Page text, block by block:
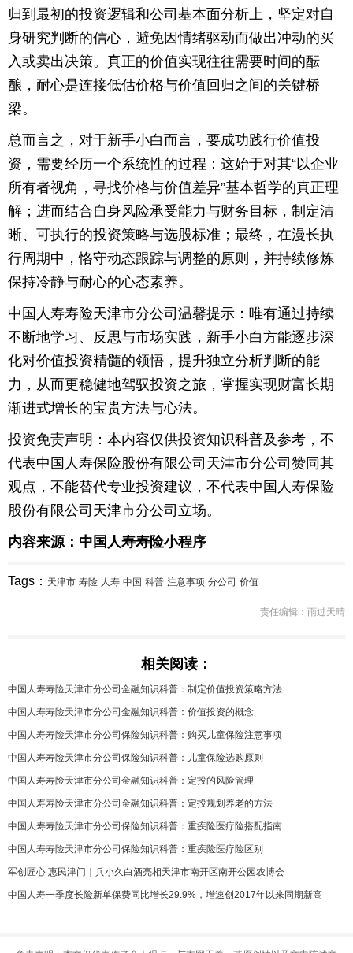
归到最初的投资逻辑和公司基本面分析上，坚定对自
身研究判断的信心，避免因情绪驱动而做出冲动的买
入或卖出决策。真正的价值实现往往需要时间的酝
酿，耐心是连接低估价格与价值回归之间的关键桥
梁。
总而言之，对于新手小白而言，要成功践行价值投
资，需要经历一个系统性的过程：这始于对其“以企业
所有者视角，寻找价格与价值差异”基本哲学的真正理
解；进而结合自身风险承受能力与财务目标，制定清
晰、可执行的投资策略与选股标准；最终，在漫长执
行周期中，恪守动态跟踪与调整的原则，并持续修炼
保持冷静与耐心的心态素养。
中国人寿寿险天津市分公司温馨提示：唯有通过持续
不断地学习、反思与市场实践，新手小白方能逐步深
化对价值投资精髓的领悟，提升独立分析判断的能
力，从而更稳健地驾驭投资之旅，掌握实现财富长期
渐进式增长的宝贵方法与心法。
投资免责声明：本内容仅供投资知识科普及参考，不
代表中国人寿保险股份有限公司天津市分公司赞同其
观点，不能替代专业投资建议，不代表中国人寿保险
股份有限公司天津市分公司立场。
内容来源：中国人寿寿险小程序
Tags： 天津市 寿险 人寿 中国 科普 注意事项 分公司 价值
责任编辑：雨过天晴
相关阅读：
中国人寿寿险天津市分公司金融知识科普：制定价值投资策略方法
中国人寿寿险天津市分公司金融知识科普：价值投资的概念
中国人寿寿险天津市分公司保险知识科普：购买儿童保险注意事项
中国人寿寿险天津市分公司保险知识科普：儿童保险选购原则
中国人寿寿险天津市分公司金融知识科普：定投的风险管理
中国人寿寿险天津市分公司金融知识科普：定投规划养老的方法
中国人寿寿险天津市分公司保险知识科普：重疾险医疗险搭配指南
中国人寿寿险天津市分公司保险知识科普：重疾险医疗险区别
军创匠心 惠民津门｜兵小久白酒亮相天津市南开区南开公园农博会
中国人寿一季度长险新单保费同比增长29.9%，增速创2017年以来同期新高